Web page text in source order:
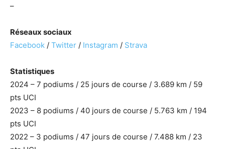
–
Réseaux sociaux
Facebook / Twitter / Instagram / Strava
Statistiques
2024 – 7 podiums / 25 jours de course / 3.689 km / 59
pts UCI
2023 – 8 podiums / 40 jours de course / 5.763 km / 194
pts UCI
2022 – 3 podiums / 47 jours de course / 7.488 km / 23